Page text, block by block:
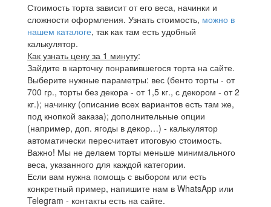
Стоимость торта зависит от его веса, начинки и
сложности оформления. Узнать стоимость, можно в
нашем каталоге, так как там есть удобный
калькулятор.
Как узнать цену за 1 минуту:
Зайдите в карточку понравившегося торта на сайте.
Выберите нужные параметры: вес (бенто торты - от
700 гр., торты без декора - от 1,5 кг., с декором - от 2
кг.); начинку (описание всех вариантов есть там же,
под кнопкой заказа); дополнительные опции
(например, доп. ягоды в декор…) - калькулятор
автоматически пересчитает итоговую стоимость.
Важно! Мы не делаем торты меньше минимального
веса, указанного для каждой категории.
Если вам нужна помощь с выбором или есть
конкретный пример, напишите нам в WhatsApp или
Telegram - контакты есть на сайте.